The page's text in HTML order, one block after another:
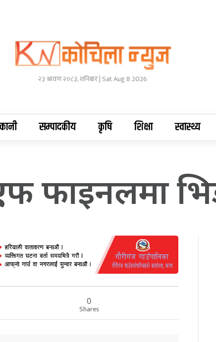
२३ श्रावण २०८३, शनिबार | Sat Aug 8 2026
सम्पादकीय कृषि शिक्षा स्वास्थ्य
फाइनलमा
0
Shares